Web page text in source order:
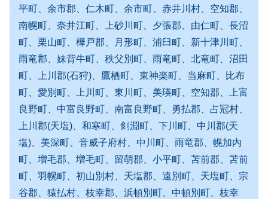
平町、余市郡、仁木町、余市町、赤井川村、空知郡、
南幌町、奈井江町、上砂川町、夕張郡、由仁町、長沼
町、栗山町、樺戸郡、月形町、浦臼町、新十津川町、
雨竜郡、妹背牛町、秩父別町、雨竜町、北竜町、沼田
町、上川郡(石狩)、鷹栖町、東神楽町、当麻町、比布
町、愛別町、上川町、東川町、美瑛町、空知郡、上富
良野町、中富良野町、南富良野町、勇払郡、占冠村、
上川郡(天塩)、和寒町、剣淵町、下川町、中川郡(天
塩)、美深町、音威子府村、中川町、雨竜郡、幌加内
町、増毛郡、増毛町、留萌郡、小平町、苫前郡、苫前
町、羽幌町、初山別村、天塩郡、遠別町、天塩町、宗
谷郡、猿払村、枝幸郡、浜頓別町、中頓別町、枝幸